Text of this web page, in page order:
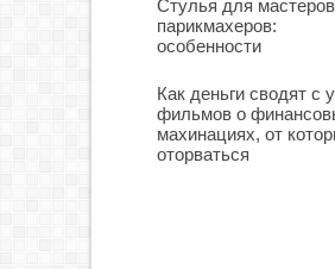
Стулья для
парикмахеров:
особенности
Как деньги сводят с
фильмов о
махинациях, от
оторваться